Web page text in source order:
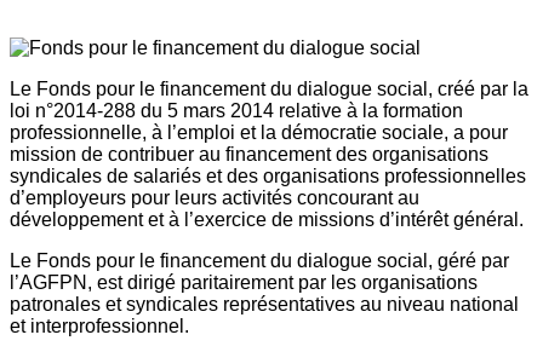
Le Fonds pour le financement du dialogue social, créé par la
loi n°2014-288 du 5 mars 2014 relative à la formation
professionnelle, à l’emploi et la démocratie sociale, a pour
mission de contribuer au financement des organisations
syndicales de salariés et des organisations professionnelles
d’employeurs pour leurs activités concourant au
développement et à l’exercice de missions d’intérêt général.
Le Fonds pour le financement du dialogue social, géré par
l’AGFPN, est dirigé paritairement par les organisations
patronales et syndicales représentatives au niveau national
et interprofessionnel.